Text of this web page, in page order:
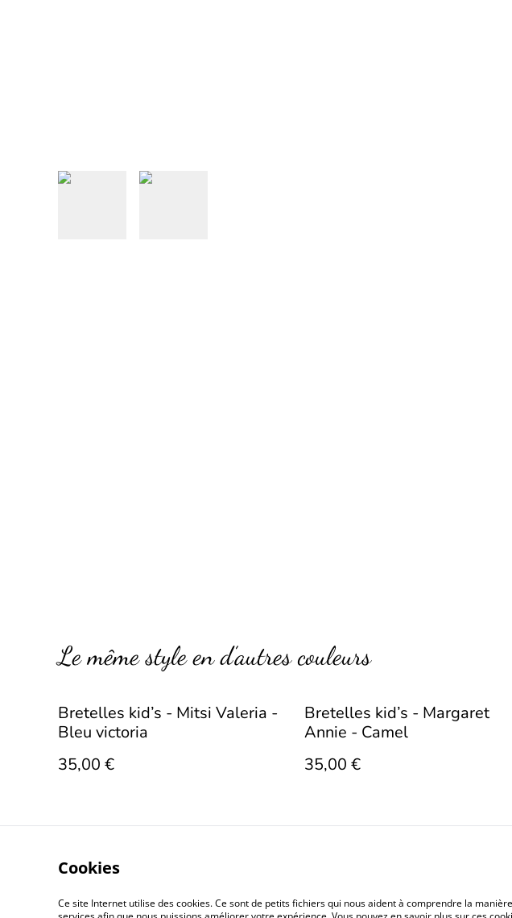
Le même style en d’autres couleurs
Bretelles kid’s - Mitsi Valeria -
Bleu victoria
35,00 €
Bretelles kid’s - Margaret
Annie - Camel
35,00 €
Cookies
Ce site Internet utilise des cookies. Ce sont de petits fichiers qui nous aident à comprendre la